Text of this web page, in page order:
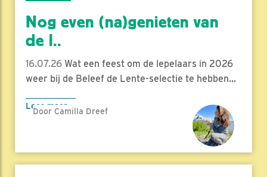
Nog even (na)genieten van
de l..
16.07.26 Wat een feest om de lepelaars in 2026
weer bij de Beleef de Lente-selectie te hebben...
Lees meer
Door Camilla Dreef